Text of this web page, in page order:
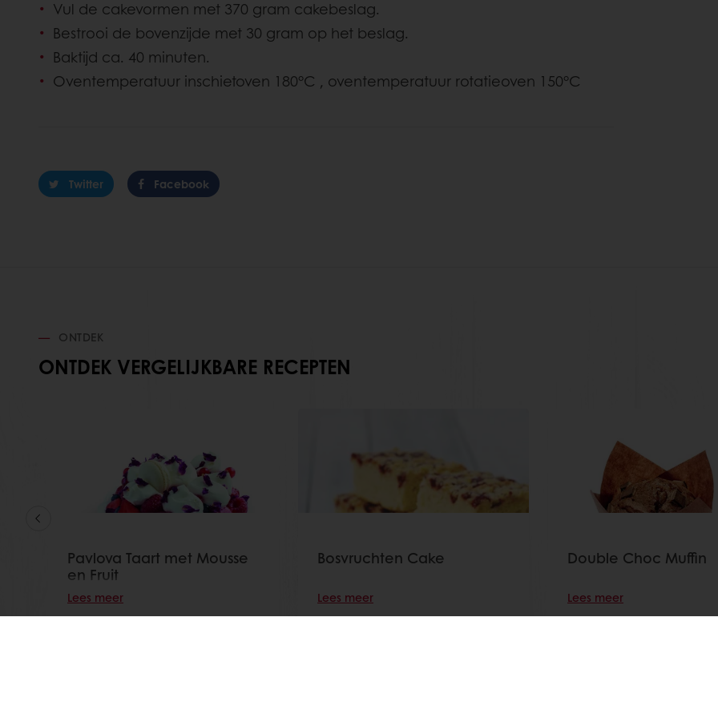
Vul de cakevormen met 370 gram cakebeslag.
Bestrooi de bovenzijde met 30 gram op het beslag.
Baktijd ca. 40 minuten.
Oventemperatuur inschietoven 180°C , oventemperatuur rotatieoven 150°C
Twitter Facebook
ONTDEK
ONTDEK VERGELIJKBARE RECEPTEN
Pavlova Taart met Mousse
en Fruit
Lees meer
Bosvruchten Cake
Lees meer
Double Choc Muffin
Lees meer